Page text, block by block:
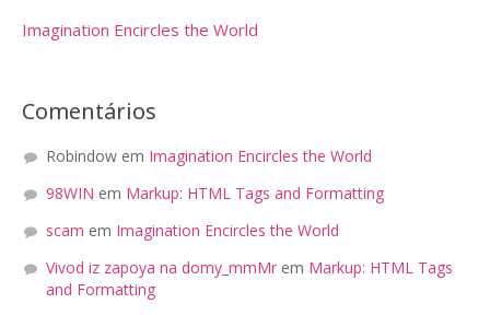
Imagination Encircles the World
Comentários
Robindow em Imagination Encircles the World
98WIN em Markup: HTML Tags and Formatting
scam em Imagination Encircles the World
Vivod iz zapoya na domy_mmMr em Markup: HTML Tags
and Formatting